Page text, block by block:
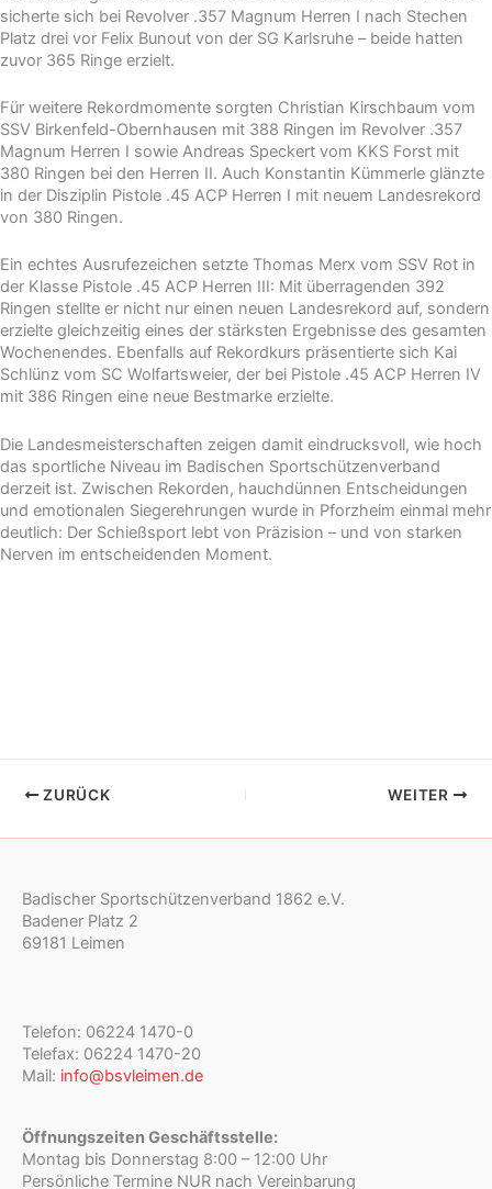
sicherte sich bei Revolver .357 Magnum Herren I nach Stechen
Platz drei vor Felix Bunout von der SG Karlsruhe – beide hatten
zuvor 365 Ringe erzielt.
Für weitere Rekordmomente sorgten Christian Kirschbaum vom
SSV Birkenfeld-Obernhausen mit 388 Ringen im Revolver .357
Magnum Herren I sowie Andreas Speckert vom KKS Forst mit
380 Ringen bei den Herren II. Auch Konstantin Kümmerle glänzte
in der Disziplin Pistole .45 ACP Herren I mit neuem Landesrekord
von 380 Ringen.
Ein echtes Ausrufezeichen setzte Thomas Merx vom SSV Rot in
der Klasse Pistole .45 ACP Herren III: Mit überragenden 392
Ringen stellte er nicht nur einen neuen Landesrekord auf, sondern
erzielte gleichzeitig eines der stärksten Ergebnisse des gesamten
Wochenendes. Ebenfalls auf Rekordkurs präsentierte sich Kai
Schlünz vom SC Wolfartsweier, der bei Pistole .45 ACP Herren IV
mit 386 Ringen eine neue Bestmarke erzielte.
Die Landesmeisterschaften zeigen damit eindrucksvoll, wie hoch
das sportliche Niveau im Badischen Sportschützenverband
derzeit ist. Zwischen Rekorden, hauchdünnen Entscheidungen
und emotionalen Siegerehrungen wurde in Pforzheim einmal mehr
deutlich: Der Schießsport lebt von Präzision – und von starken
Nerven im entscheidenden Moment.
ZURÜCK WEITER
Badischer Sportschützenverband 1862 e.V.
Badener Platz 2
69181 Leimen
Telefon: 06224 1470-0
Telefax: 06224 1470-20
Mail: info@bsvleimen.de
Öffnungszeiten Geschäftsstelle:
Montag bis Donnerstag 8:00 – 12:00 Uhr
Persönliche Termine NUR nach Vereinbarung